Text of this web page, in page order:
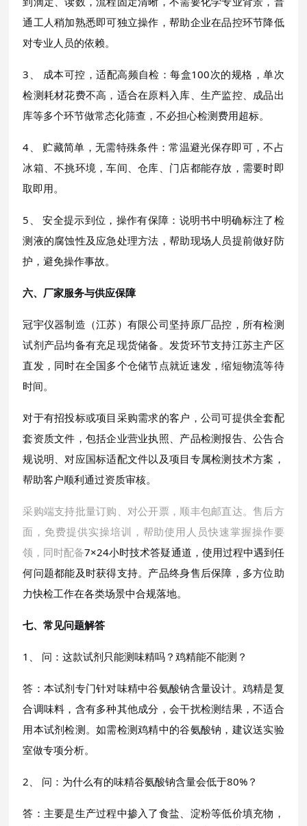
通工人稍加熟悉即可独立操作，帮助企业在品控环节降低
对专业人员的依赖。
3、 成本可控，适配高频自检：每盒100次的规格，单次
检测耗材花费不高，适合在原料入库、生产监控、成品出
库等多个环节做常态化筛查，不必担心检测费用超标。
4、 贮藏简单，无需特殊条件：常温避光保存即可，不占
冰箱、不挑环境，车间、仓库、门店都能存放，需要时即
取即用。
5、 安全提示到位，操作有保障：说明书中明确标注了检
测液的腐蚀性及应急处理方法，帮助现场人员提前做好防
护，避免操作事故。
六、厂家服务与供应保障
冠宇仪器制造（江苏）有限公司坚持原厂品控，所有检测
试剂产品均备有充足现货储备。发货环节支持江苏主产区
直发，同时在全国多个仓储节点就近速发，缩短物流等待
时间。
对于有招投标或项目采购需求的客户，公司可提供全套配
套资质文件，包括企业营业执照、产品检测报告、公告合
规说明、对应国标适配文件以及项目专属检测技术方案，
帮助客户顺利通过资质审核。
采购端支持批量订购、对公开票，顺丰包邮直达。售后方
面，免费提供实操培训，帮助使用人员快速掌握操作要
领，同时配备7×24小时技术答疑通道，使用过程中遇到任
何问题都能及时获得支持。产品终身售后保障，多方位助
力快检工作在各类场景中合规落地。
七、常见问题解答
1、 问：这款试剂只能测味精吗？鸡精能不能测？
答：本试剂专门针对味精中谷氨酸钠含量设计。鸡精是复
合调味料，含有多种其他成分，会干扰检测结果，不适合
用本试剂检测。如需检测鸡精中的谷氨酸钠，建议送实验
室做专项分析。
2、 问：为什么有的味精谷氨酸钠含量会低于80%？
答：主要是生产过程中掺入了食盐、淀粉等低价填充物，